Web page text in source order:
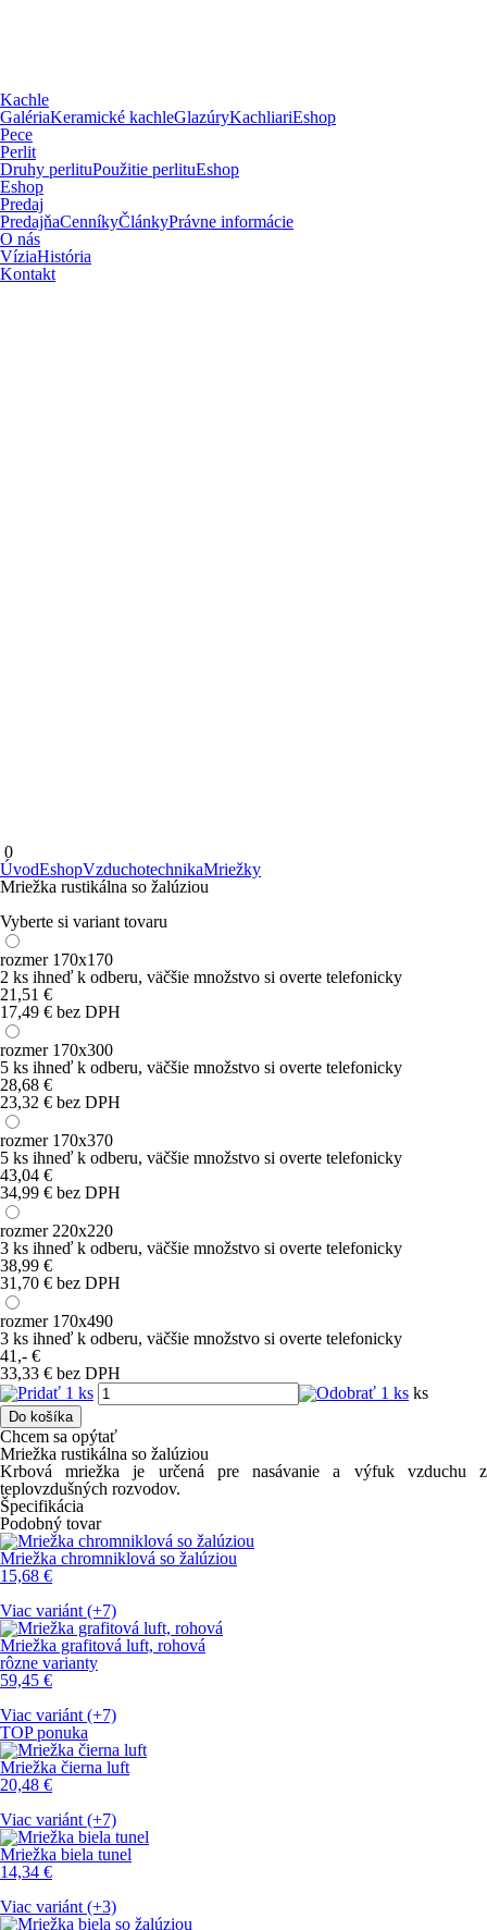
Kachle
GalériaKeramické kachleGlazúryKachliariEshop
Pece
Perlit
Druhy perlituPoužitie perlituEshop
Eshop
Predaj
PredajňaCenníkyČlánkyPrávne informácie
O nás
VíziaHistória
Kontakt
0
ÚvodEshopVzduchotechnikaMriežky
Mriežka rustikálna so žalúziou
Vyberte si variant tovaru
rozmer 170x170
2 ks ihneď k odberu, väčšie množstvo si overte telefonicky
21,51 €
17,49 € bez DPH
rozmer 170x300
5 ks ihneď k odberu, väčšie množstvo si overte telefonicky
28,68 €
23,32 € bez DPH
rozmer 170x370
5 ks ihneď k odberu, väčšie množstvo si overte telefonicky
43,04 €
34,99 € bez DPH
rozmer 220x220
3 ks ihneď k odberu, väčšie množstvo si overte telefonicky
38,99 €
31,70 € bez DPH
rozmer 170x490
3 ks ihneď k odberu, väčšie množstvo si overte telefonicky
41,- €
33,33 € bez DPH
ks
Do košíka
Chcem sa opýtať
Mriežka rustikálna so žalúziou
Krbová mriežka je určená pre nasávanie a výfuk vzduchu z
teplovzdušných rozvodov.
Špecifikácia
Podobný tovar
Mriežka chromniklová so žalúziou
15,68 €
Viac variánt (+7)
Mriežka grafitová luft, rohová
rôzne varianty
59,45 €
Viac variánt (+7)
TOP ponuka
Mriežka čierna luft
20,48 €
Viac variánt (+7)
Mriežka biela tunel
14,34 €
Viac variánt (+3)